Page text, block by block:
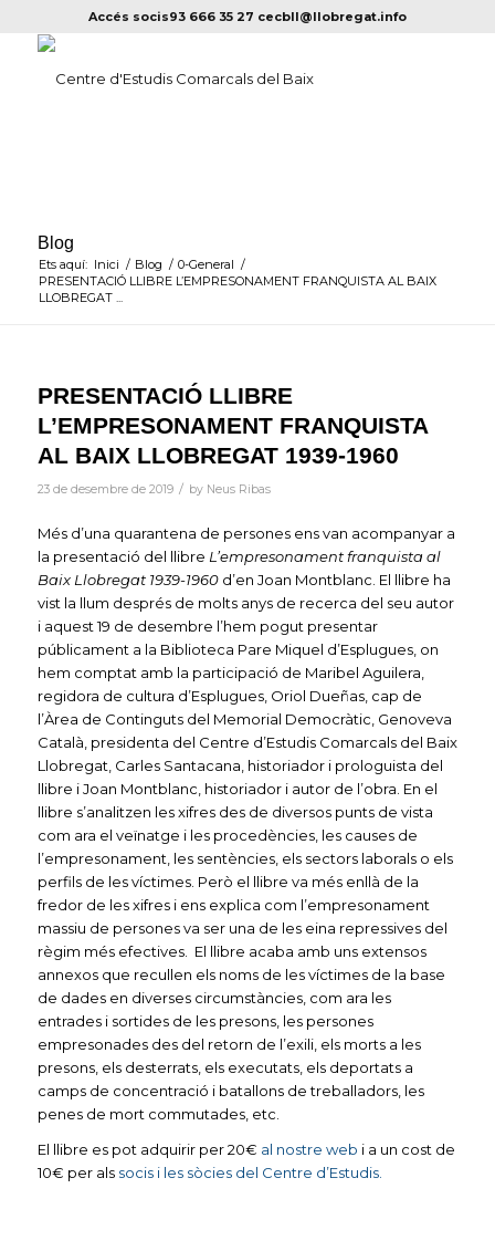
Accés socis93 666 35 27 cecbll@llobregat.info
Blog
Ets aquí: Inici / Blog / 0-General /
PRESENTACIÓ LLIBRE L’EMPRESONAMENT FRANQUISTA AL BAIX
LLOBREGAT ...
PRESENTACIÓ LLIBRE
L’EMPRESONAMENT FRANQUISTA
AL BAIX LLOBREGAT 1939-1960
23 de desembre de 2019 / by Neus Ribas
Més d’una quarantena de persones ens van acompanyar a
la presentació del llibre L’empresonament franquista al
Baix Llobregat 1939-1960d’en Joan Montblanc. El llibre ha
vist la llum després de molts anys de recerca del seu autor
i aquest 19 de desembre l’hem pogut presentar
públicament a la Biblioteca Pare Miquel d’Esplugues, on
hem comptat amb la participació de Maribel Aguilera,
regidora de cultura d’Esplugues, Oriol Dueñas, cap de
l’Àrea de Continguts del Memorial Democràtic, Genoveva
Català, presidenta del Centre d’Estudis Comarcals del Baix
Llobregat, Carles Santacana, historiador i prologuista del
llibre i Joan Montblanc, historiador i autor de l’obra. En el
llibre s’analitzen les xifres des de diversos punts de vista
com ara el veïnatge i les procedències, les causes de
l’empresonament, les sentències, els sectors laborals o els
perfils de les víctimes. Però el llibre va més enllà de la
fredor de les xifres i ens explica com l’empresonament
massiu de persones va ser una de les eina repressives del
règim més efectives. El llibre acaba amb uns extensos
annexos que recullen els noms de les víctimes de la base
de dades en diverses circumstàncies, com ara les
entrades i sortides de les presons, les persones
empresonades des del retorn de l’exili, els morts a les
presons, els desterrats, els executats, els deportats a
camps de concentració i batallons de treballadors, les
penes de mort commutades, etc.
El llibre es pot adquirir per 20€ al nostre web i a un cost de
10€ per als socis i les sòcies del Centre d’Estudis.